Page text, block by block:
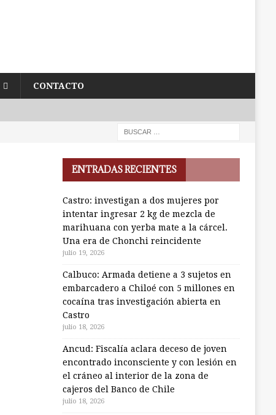
CONTACTO
ENTRADAS RECIENTES
Castro: investigan a dos mujeres por
intentar ingresar 2 kg de mezcla de
marihuana con yerba mate a la cárcel.
Una era de Chonchi reincidente
julio 19, 2026
Calbuco: Armada detiene a 3 sujetos en
embarcadero a Chiloé con 5 millones en
cocaína tras investigación abierta en
Castro
julio 18, 2026
Ancud: Fiscalía aclara deceso de joven
encontrado inconsciente y con lesión en
el cráneo al interior de la zona de
cajeros del Banco de Chile
julio 18, 2026